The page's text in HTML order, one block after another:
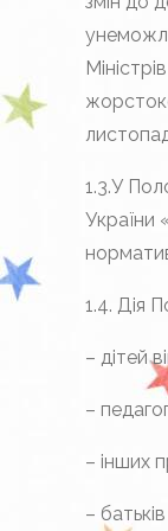
1.3.У
України
1.4. Дія
– дітей
–
– інших
–